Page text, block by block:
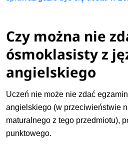
Czy można nie
ósmoklasisty z
angielskiego
Uczeń nie może nie zdać
angielskiego (w przeciwieństwie
maturalnego z tego przedmiotu),
punktowego.